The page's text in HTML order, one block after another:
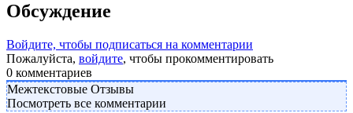
Обсуждение
Войдите, чтобы подписаться на комментарии
Пожалуйста, войдите, чтобы прокомментировать
0 комментариев
Межтекстовые Отзывы
Посмотреть все комментарии